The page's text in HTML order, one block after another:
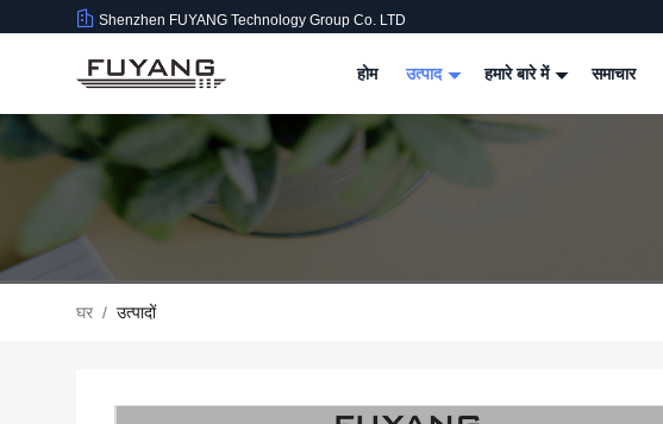
Shenzhen FUYANG Technology Group Co. LTD
होम उत्पाद हमारे बारे में समाचार
घर / उत्पादों